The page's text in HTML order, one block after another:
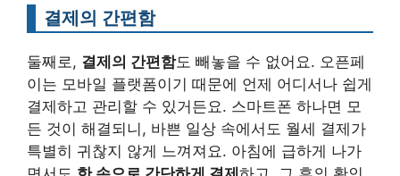
결제의 간편함
둘째로, 결제의 간편함도 빼놓을 수 없어요. 오픈페
이는 모바일 플랫폼이기 때문에 언제 어디서나 쉽게
결제하고 관리할 수 있거든요. 스마트폰 하나면 모
든 것이 해결되니, 바쁜 일상 속에서도 월세 결제가
특별히 귀찮지 않게 느껴져요. 아침에 급하게 나가